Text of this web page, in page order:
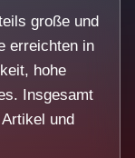
große und
erreichten in
hohe
Insgesamt
und